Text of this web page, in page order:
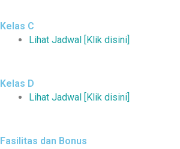
Kelas C
Lihat Jadwal [Klik disini]
Kelas D
Lihat Jadwal [Klik disini]
Fasilitas dan Bonus